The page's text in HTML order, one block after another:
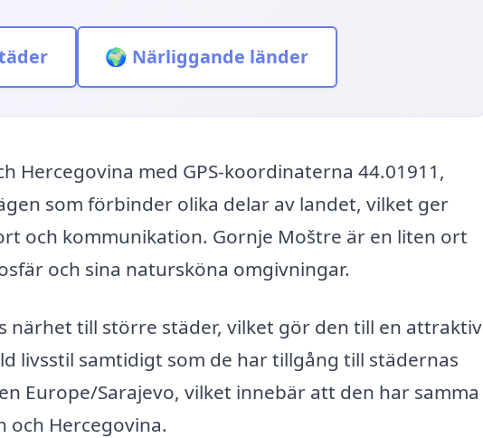
🌍 Närliggande länder
Hercegovina med GPS-koordinaterna 44.01911,
som förbinder olika delar av landet, vilket ger
och kommunikation. Gornje Moštre är en liten ort
och sina natursköna omgivningar.
närhet till större städer, vilket gör den till en attraktiv
livsstil samtidigt som de har tillgång till städernas
Europe/Sarajevo, vilket innebär att den har samma
och Hercegovina.